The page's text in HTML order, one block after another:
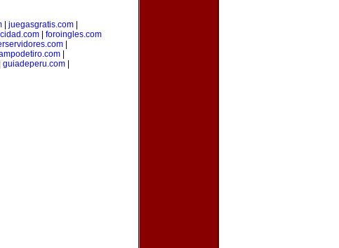
juegasgratis.com
| foroingles.com
|
guiadeperu.com|